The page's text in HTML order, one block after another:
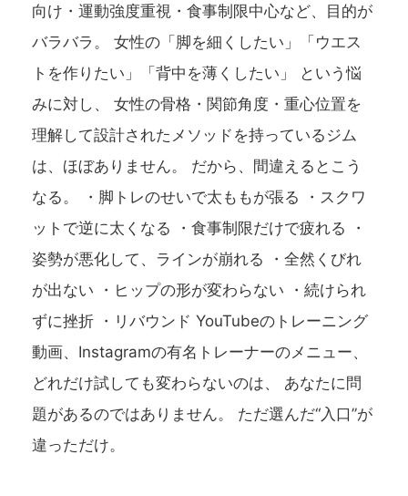
向け・運動強度重視・食事制限中心など、目的が
バラバラ。 女性の「脚を細くしたい」「ウエス
トを作りたい」「背中を薄くしたい」 という悩
みに対し、 女性の骨格・関節角度・重心位置を
理解して設計されたメソッドを持っているジム
は、ほぼありません。 だから、間違えるとこう
なる。 ・脚トレのせいで太ももが張る ・スクワ
ットで逆に太くなる ・食事制限だけで疲れる ・
姿勢が悪化して、ラインが崩れる ・全然くびれ
が出ない ・ヒップの形が変わらない ・続けられ
ずに挫折 ・リバウンド YouTubeのトレーニング
動画、Instagramの有名トレーナーのメニュー、
どれだけ試しても変わらないのは、 あなたに問
題があるのではありません。 ただ選んだ“入口”が
違っただけ。